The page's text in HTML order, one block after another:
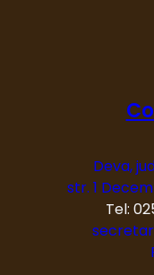
Deva,
str. 1
Tel: